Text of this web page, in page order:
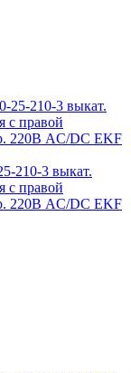
210-3 выкат.
с правой
220В AC/DC EKF